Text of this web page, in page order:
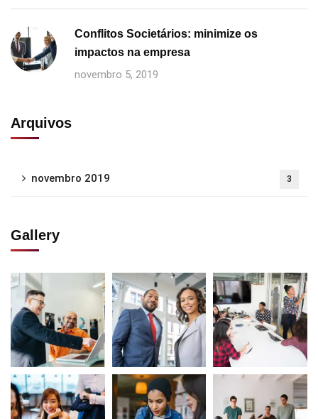
Conflitos Societários: minimize os
impactos na empresa
novembro 5, 2019
Arquivos
novembro 2019 3
Gallery